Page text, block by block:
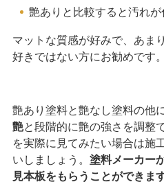
艶ありと比較すると汚れ
マットな質感が好みで、あま
好きではない方にお勧めです。
艶あり塗料と艶なし塗料の他
艶と段階的に艶の強さを調整
を実際に見てみたい場合は施
いしましょう。 塗料メーカー
見本板をもらうことができます